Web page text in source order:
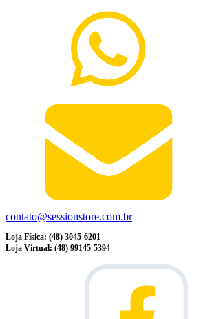
contato@sessionstore.com.br
Loja Física: (48) 3045-6201
Loja Virtual: (48) 99145-5394